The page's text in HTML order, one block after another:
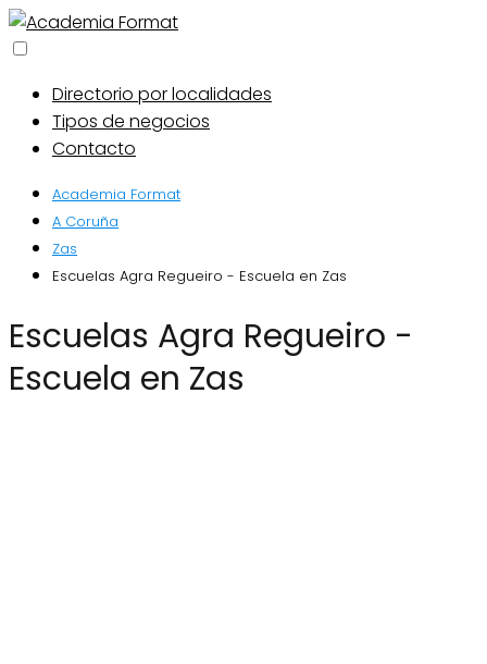
Directorio por localidades
Tipos de negocios
Contacto
Academia Format
A Coruña
Zas
Escuelas Agra Regueiro - Escuela en Zas
Escuelas Agra Regueiro -
Escuela en Zas